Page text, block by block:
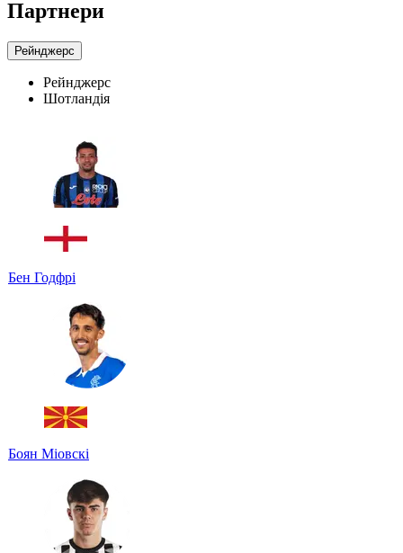
Партнери
Рейнджерс
Рейнджерс
Шотландія
Бен Годфрі
Боян Міовскі